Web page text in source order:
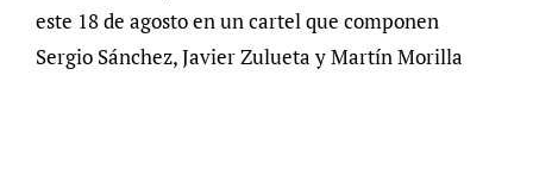
este 18 de agosto en un cartel que componen
Sergio Sánchez, Javier Zulueta y Martín Morilla